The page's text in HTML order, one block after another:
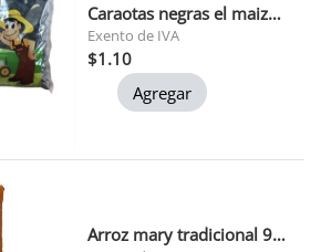
Caraotas negras el maizalito 400 gr
Exento de IVA
$1.10
Agregar
Arroz mary tradicional 900 gr 1x24